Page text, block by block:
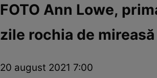
FOTO Ann Lowe,
zile rochia de
20 august 2021 7:00